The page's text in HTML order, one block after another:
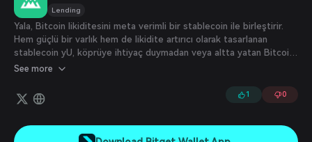
বাংলা
Español
Português (Brasil)
Lending
Yala, Bitcoin likiditesini meta verimli bir stablecoin ile birleştirir.
Hem güçlü bir varlık hem de likidite artırıcı olarak tasarlanan
stablecoin yU, köprüye ihtiyaç duymadan veya altta yatan Bitcoin’i
taşımadan çeşitli ekosistemlerde çalışarak verimliliği artırır. Yala,
kullanım imkanı sunarken, Bitcoin altyapısının güvenliğini korur.
See more
1 0